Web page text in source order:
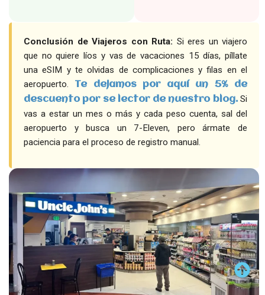
Conclusión de Viajeros con Ruta: Si eres un viajero
que no quiere líos y vas de vacaciones 15 días, píllate
una eSIM y te olvidas de complicaciones y filas en el
aeropuerto. Te dejamos por aquí un 5% de
descuento por se lector de nuestro blog.Si
vas a estar un mes o más y cada peso cuenta, sal del
aeropuerto y busca un 7-Eleven, pero ármate de
paciencia para el proceso de registro manual.